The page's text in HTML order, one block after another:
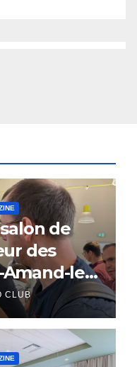
de
des
les-
CLUB